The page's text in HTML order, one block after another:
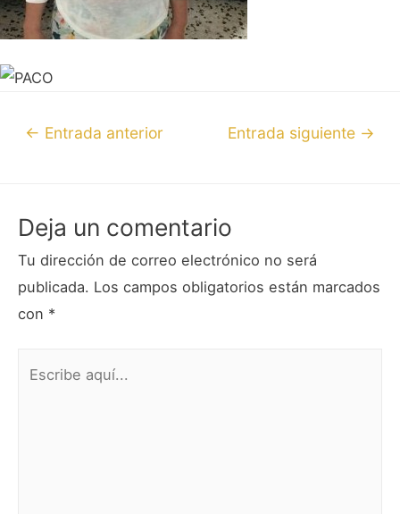
← Entrada anterior Entrada siguiente →
Deja un comentario
Tu dirección de correo electrónico no será
publicada. Los campos obligatorios están marcados
con *